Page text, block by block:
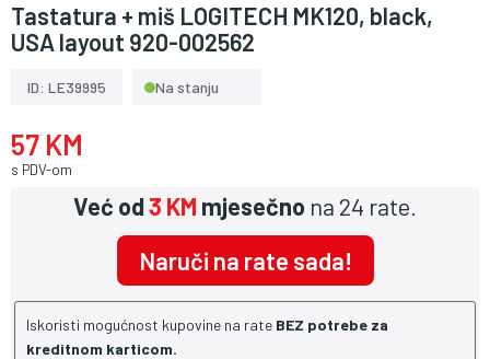
Tastatura + miš LOGITECH MK120, black,
USA layout 920-002562
ID: LE39995 Na stanju
57 KM
s PDV-om
Već od3 KM mjesečno na 24 rate.
Naruči na rate sada!
Iskoristi mogućnost kupovine na rate BEZ potrebe za
kreditnom karticom.